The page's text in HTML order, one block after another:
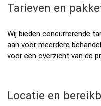
Tarieven en
Wij bieden concurrerende
aan voor meerdere
voor een overzicht van de
Locatie en